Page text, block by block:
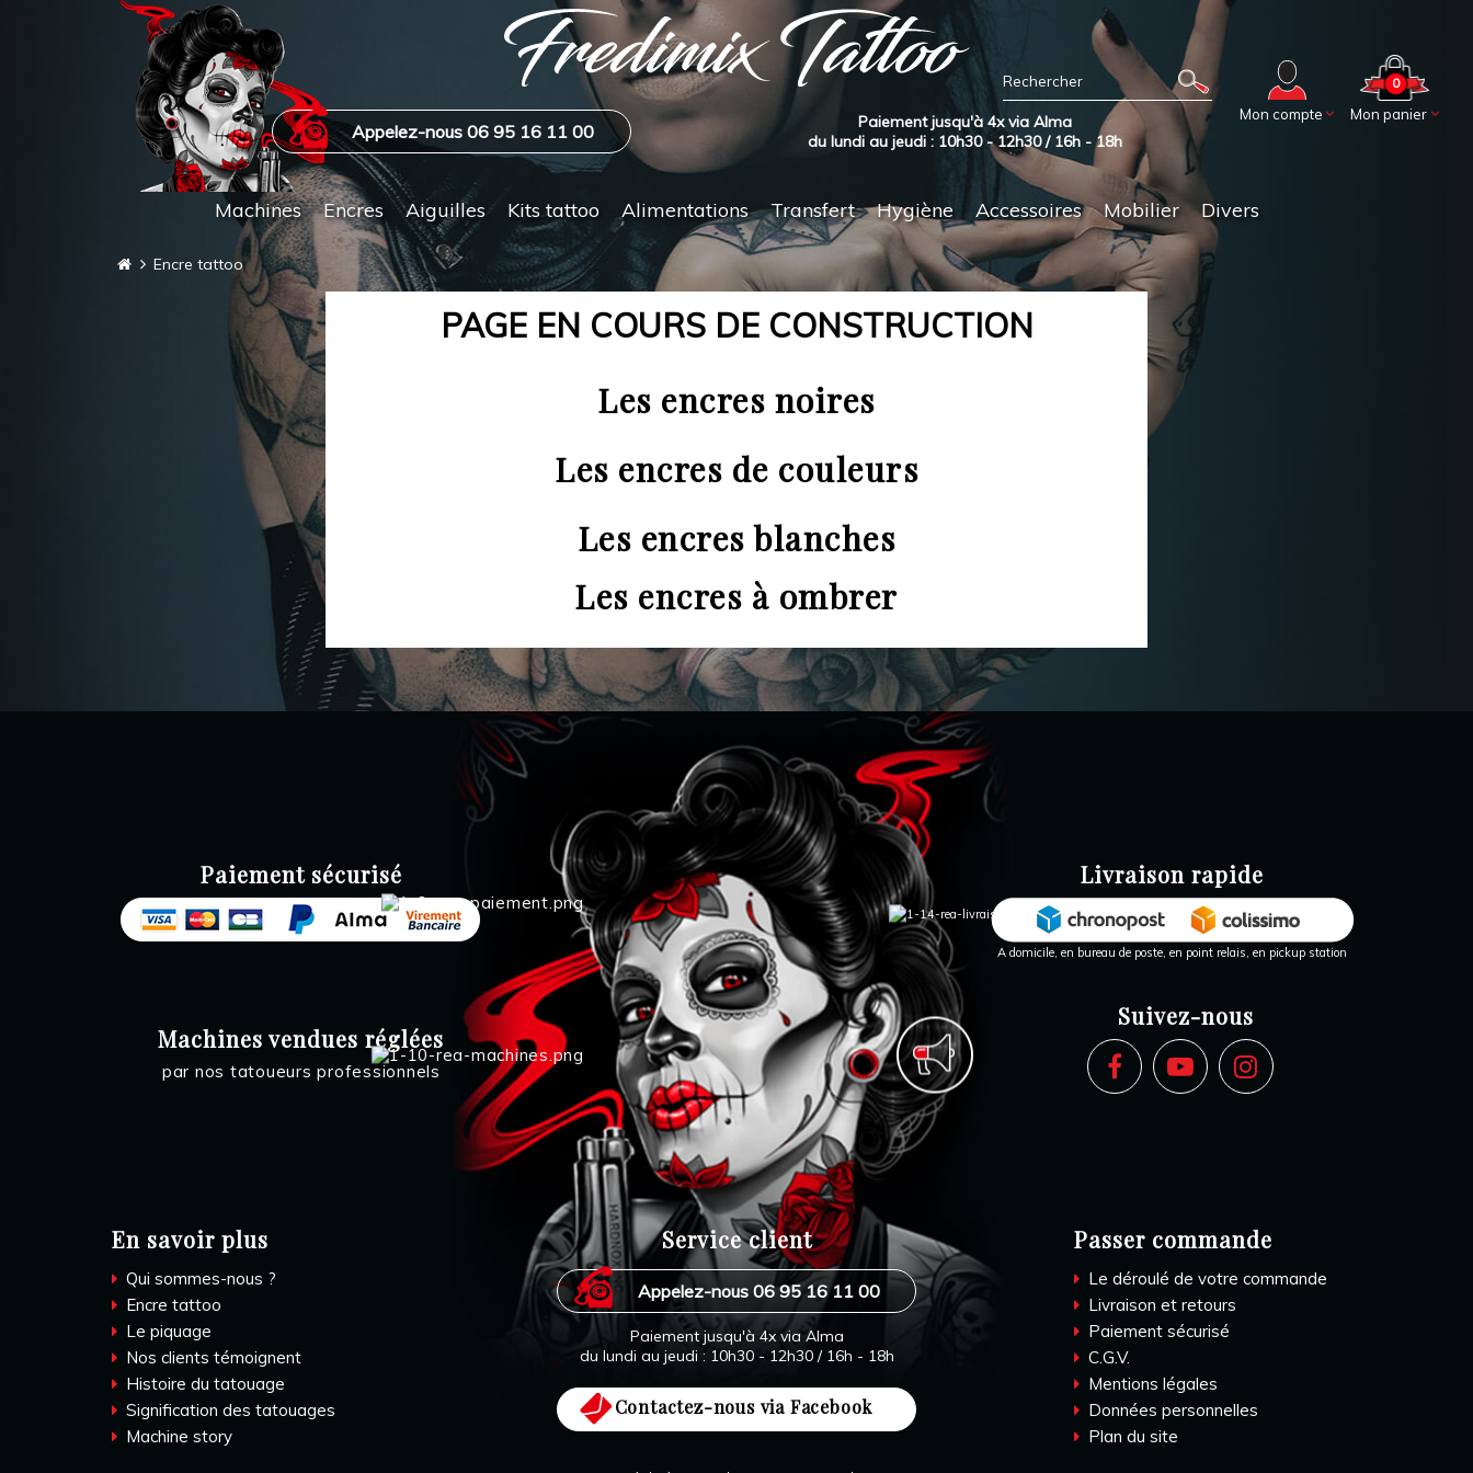
Mon panier
0
Mon compte
Appelez-nous 06 95 16 11 00
Paiement jusqu'à 4x via Alma
du lundi au jeudi : 10h30 - 12h30 / 16h - 18h
Machines Encres Aiguilles Kits tattoo Alimentations Transfert Hygiène Accessoires Mobilier Divers
Encre tattoo
PAGE EN COURS DE CONSTRUCTION
Les encres noires
Les encres de couleurs
Les encres blanches
Les encres à ombrer
Paiement sécurisé
Machines vendues réglées
par nos tatoueurs professionnels
Livraison rapide
A domicile, en bureau de poste, en point relais, en pickup station
Suivez-nous
En savoir plus
Qui sommes-nous ?
Encre tattoo
Le piquage
Nos clients témoignent
Histoire du tatouage
Signification des tatouages
Machine story
Service client
Appelez-nous 06 95 16 11 00
Paiement jusqu'à 4x via Alma
du lundi au jeudi : 10h30 - 12h30 / 16h - 18h
Contactez-nous via Facebook
Passer commande
Le déroulé de votre commande
Livraison et retours
Paiement sécurisé
C.G.V.
Mentions légales
Données personnelles
Plan du site